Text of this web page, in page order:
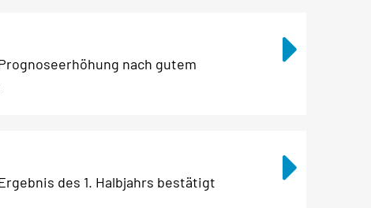
nach gutem
des 1. Halbjahrs bestätigt